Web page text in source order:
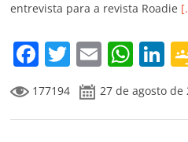
entrevista para a revista Roadie
F
a
c
e
T
w
itt
er
E
m
ai
l
W
at
s
Li
n
k
e
177194 27 de agosto de